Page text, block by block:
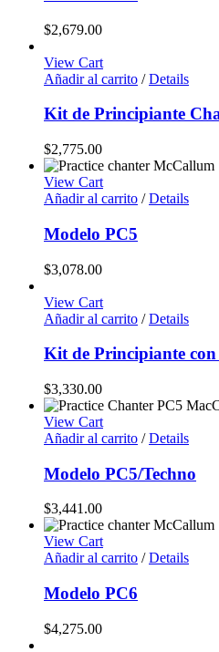
$2,679.00
View Cart
Añadir al carrito / Details
Kit de Principiante
$2,775.00
View Cart
Añadir al carrito / Details
Modelo PC5
$3,078.00
View Cart
Añadir al carrito / Details
Kit de Principiante
$3,330.00
View Cart
Añadir al carrito / Details
Modelo PC5/Techno
$3,441.00
View Cart
Añadir al carrito / Details
Modelo PC6
$4,275.00